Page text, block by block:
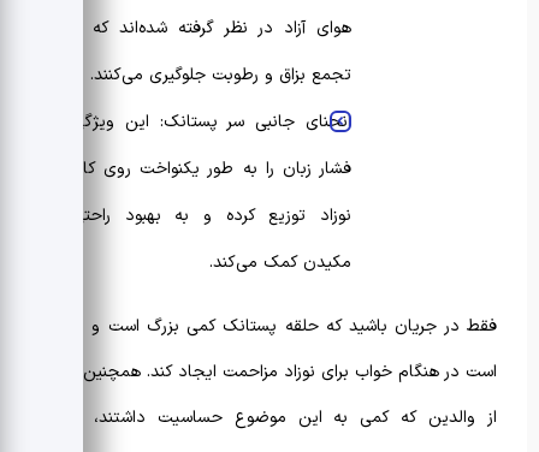
هوای آزاد در نظر گرفته شده‌اند که از
تجمع بزاق و رطوبت جلوگیری می‌کنند.
انحنای جانبی سر پستانک: این ویژگی
فشار زبان را به طور یکنواخت روی کام
نوزاد توزیع کرده و به بهبود راحتی
مکیدن کمک می‌کند.
فقط در جریان باشید که حلقه پستانک کمی بزرگ است و ممکن
است در هنگام خواب برای نوزاد مزاحمت ایجاد کند. همچنین برخی
از والدین که کمی به این موضوع حساسیت داشتند، اطلاع